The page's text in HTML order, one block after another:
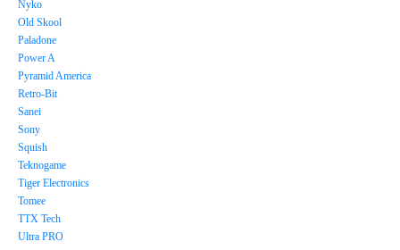
Nyko
Old Skool
Paladone
Power A
Pyramid America
Retro-Bit
Sanei
Sony
Squish
Teknogame
Tiger Electronics
Tomee
TTX Tech
Ultra PRO